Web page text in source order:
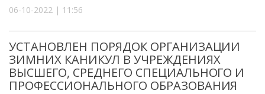
06-10-2022 | 11:56
УСТАНОВЛЕН ПОРЯДОК ОРГАНИЗАЦИИ
ЗИМНИХ КАНИКУЛ В УЧРЕЖДЕНИЯХ
ВЫСШЕГО, СРЕДНЕГО СПЕЦИАЛЬНОГО И
ПРОФЕССИОНАЛЬНОГО ОБРАЗОВАНИЯ